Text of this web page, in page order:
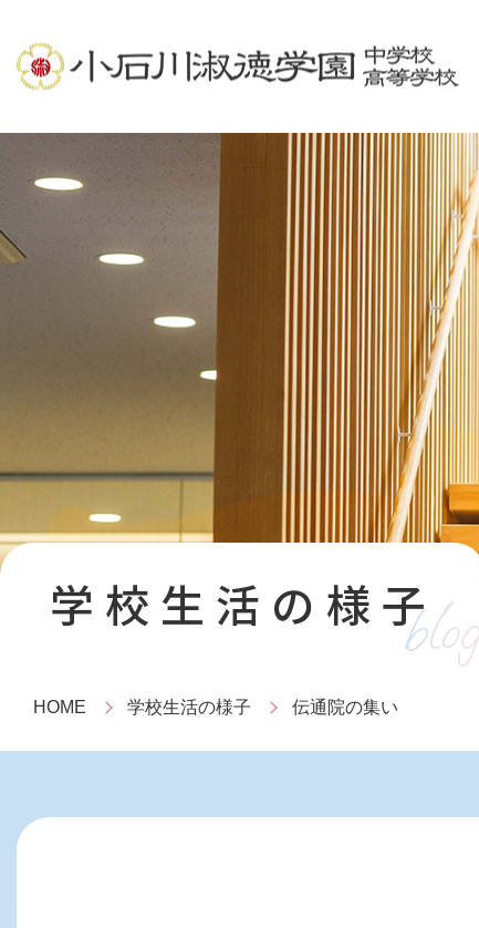
学校生活の様子
HOME 学校生活の様子 伝通院の集い